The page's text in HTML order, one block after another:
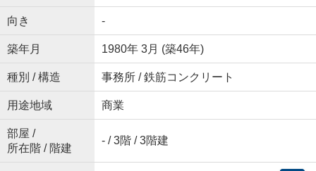
向き -
築年月 1980年 3月 (築46年)
種別 / 構造 事務所 / 鉄筋コンクリート
用途地域 商業
部屋 /
所在階 / 階建
- / 3階 / 3階建